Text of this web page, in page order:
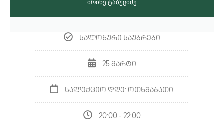
ირინე ტაბუციძე
სალონური საუბრები
25 მარტი
სალექციო დღე: ოთხშაბათი
20:00 - 22:00